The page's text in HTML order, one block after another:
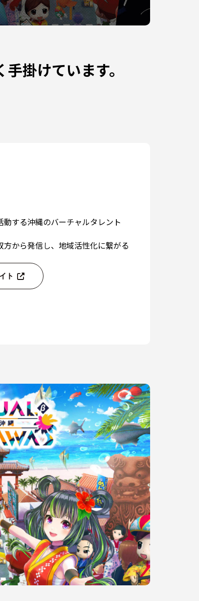
掛けています。
する沖縄のバーチャルタレント
から発信し、地域活性化に繋がる
ト